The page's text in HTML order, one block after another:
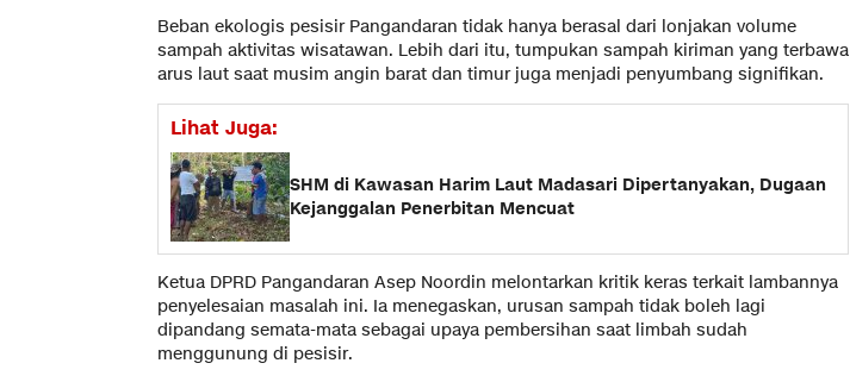
​Beban ekologis pesisir Pangandaran tidak hanya berasal dari lonjakan volume
sampah aktivitas wisatawan. Lebih dari itu, tumpukan sampah kiriman yang terbawa
arus laut saat musim angin barat dan timur juga menjadi penyumbang signifikan.
Lihat Juga:
SHM di Kawasan Harim Laut Madasari Dipertanyakan, Dugaan
Kejanggalan Penerbitan Mencuat
​Ketua DPRD Pangandaran Asep Noordin melontarkan kritik keras terkait lambannya
penyelesaian masalah ini. Ia menegaskan, urusan sampah tidak boleh lagi
dipandang semata-mata sebagai upaya pembersihan saat limbah sudah
menggunung di pesisir.